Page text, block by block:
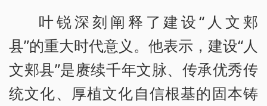
叶锐深刻阐释了建设“人文郏
县”的重大时代意义。他表示，建设“人
文郏县”是赓续千年文脉、传承优秀传
统文化、厚植文化自信根基的固本铸